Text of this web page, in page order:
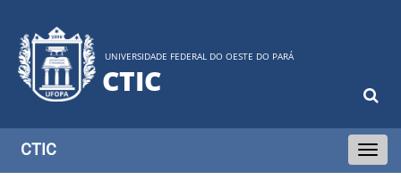
UNIVERSIDADE FEDERAL DO OESTE DO PARÁ
CTIC
Toggle
CTIC